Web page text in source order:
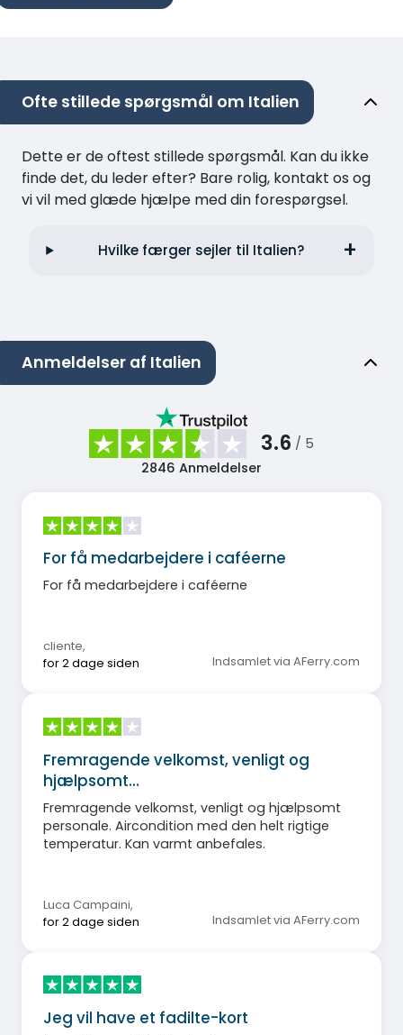
Ofte stillede spørgsmål om Italien
Dette er de oftest stillede spørgsmål. Kan du ikke
finde det, du leder efter? Bare rolig, kontakt os og
vi vil med glæde hjælpe med din forespørgsel.
Hvilke færger sejler til Italien?
Anmeldelser af Italien
3.6 / 5
2846 Anmeldelser
For få medarbejdere i caféerne
For få medarbejdere i caféerne
cliente,
for 2 dage siden
Indsamlet via AFerry.com
Fremragende velkomst, venligt og
hjælpsomt…
Fremragende velkomst, venligt og hjælpsomt
personale. Aircondition med den helt rigtige
temperatur. Kan varmt anbefales.
Luca Campaini,
for 2 dage siden
Indsamlet via AFerry.com
Jeg vil have et fadilte-kort